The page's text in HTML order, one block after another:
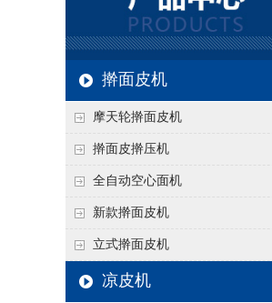
擀面皮机
摩天轮擀面皮机
擀面皮擀压机
全自动空心面机
新款擀面皮机
立式擀面皮机
凉皮机